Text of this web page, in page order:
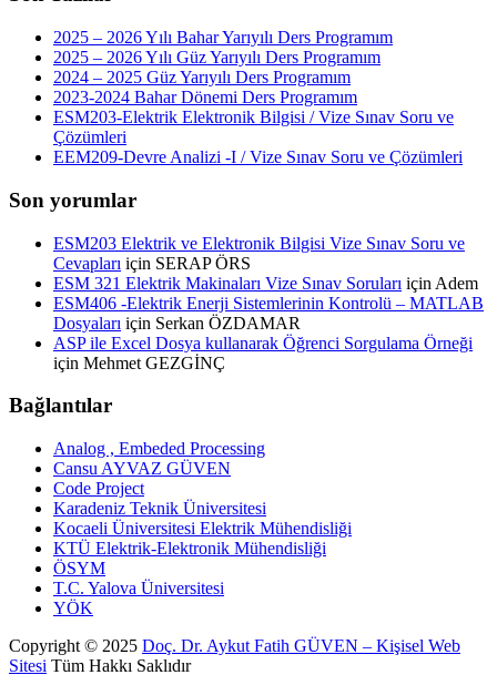
2025 – 2026 Yılı Bahar Yarıyılı Ders Programım
2025 – 2026 Yılı Güz Yarıyılı Ders Programım
2024 – 2025 Güz Yarıyılı Ders Programım
2023-2024 Bahar Dönemi Ders Programım
ESM203-Elektrik Elektronik Bilgisi / Vize Sınav Soru ve
Çözümleri
EEM209-Devre Analizi -I / Vize Sınav Soru ve Çözümleri
Son yorumlar
ESM203 Elektrik ve Elektronik Bilgisi Vize Sınav Soru ve
Cevapları için SERAP ÖRS
ESM 321 Elektrik Makinaları Vize Sınav Soruları için Adem
ESM406 -Elektrik Enerji Sistemlerinin Kontrolü – MATLAB
Dosyaları için Serkan ÖZDAMAR
ASP ile Excel Dosya kullanarak Öğrenci Sorgulama Örneği
için Mehmet GEZGİNÇ
Bağlantılar
Analog , Embeded Processing
Cansu AYVAZ GÜVEN
Code Project
Karadeniz Teknik Üniversitesi
Kocaeli Üniversitesi Elektrik Mühendisliği
KTÜ Elektrik-Elektronik Mühendisliği
ÖSYM
T.C. Yalova Üniversitesi
YÖK
Copyright © 2025 Doç. Dr. Aykut Fatih GÜVEN – Kişisel Web
Sitesi Tüm Hakkı Saklıdır